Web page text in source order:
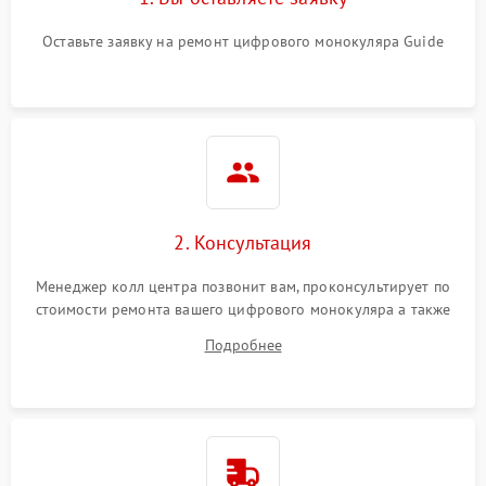
Оставьте заявку на ремонт цифрового монокуляра Guide
2. Консультация
Менеджер колл центра позвонит вам, проконсультирует по
стоимости ремонта вашего цифрового монокуляра а также
Подробнее